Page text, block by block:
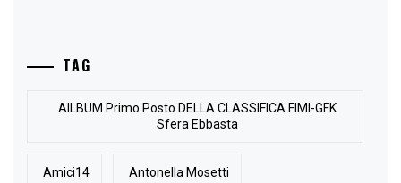
TAG
AlLBUM Primo Posto DELLA CLASSIFICA FIMI-GFK
Sfera Ebbasta
Amici14 Antonella Mosetti